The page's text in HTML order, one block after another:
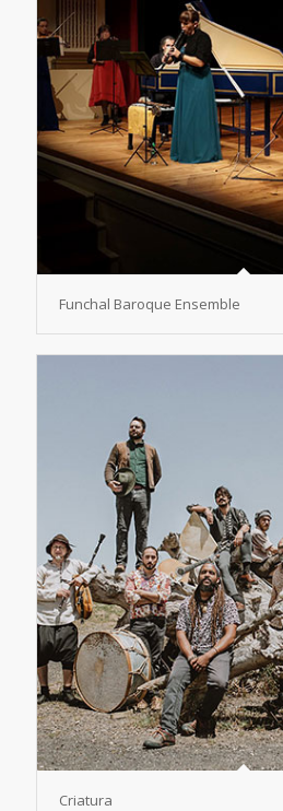
Funchal Baroque Ensemble
Criatura